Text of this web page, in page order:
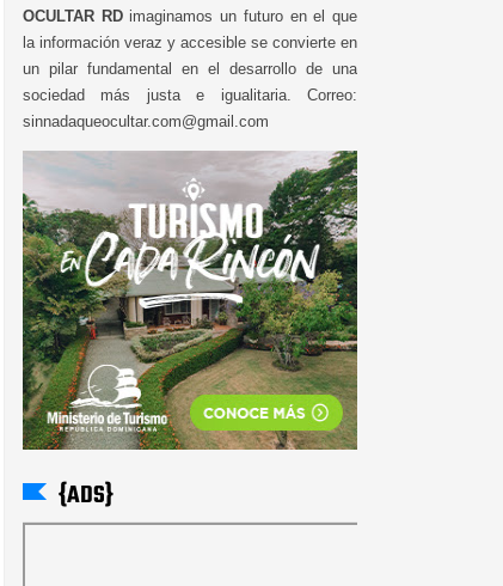
OCULTAR RDimaginamos un futuro en el que
la información veraz y accesible se convierte en
un pilar fundamental en el desarrollo de una
sociedad más justa e igualitaria. Correo:
sinnadaqueocultar.com@gmail.com
{ADS}